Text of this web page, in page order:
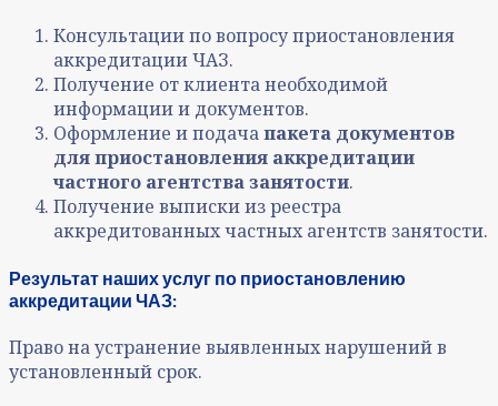
Консультации по вопросу приостановления
аккредитации ЧАЗ.
Получение от клиента необходимой
информации и документов.
Оформление и подачапакета документов
для приостановления аккредитации
частного агентства занятости.
Получение выписки из реестра
аккредитованных частных агентств занятости.
Результат наших услуг по приостановлению
аккредитации ЧАЗ:
Право на устранение выявленных нарушений в
установленный срок.